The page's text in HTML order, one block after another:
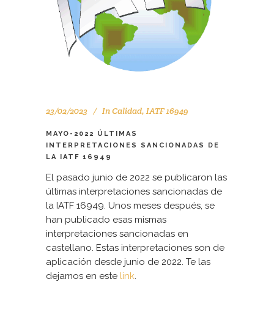
23/02/2023 InCalidad, IATF 16949
MAYO-2022 ÚLTIMAS
INTERPRETACIONES SANCIONADAS DE
LA IATF 16949
El pasado junio de 2022 se publicaron las
últimas interpretaciones sancionadas de
la IATF 16949. Unos meses después, se
han publicado esas mismas
interpretaciones sancionadas en
castellano. Estas interpretaciones son de
aplicación desde junio de 2022. Te las
dejamos en este link.